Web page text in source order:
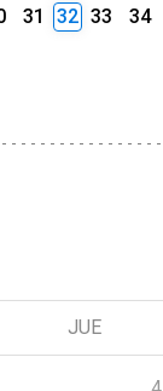
31 32 33 34
JUE